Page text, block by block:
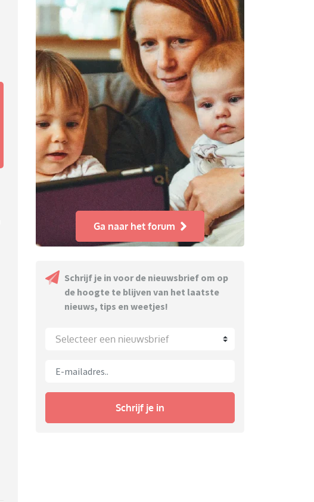
Ga naar het forum
Schrijf je in voor de nieuwsbrief om op
de hoogte te blijven van het laatste
nieuws, tips en weetjes!
Selecteer een nieuwsbrief
Schrijf je in